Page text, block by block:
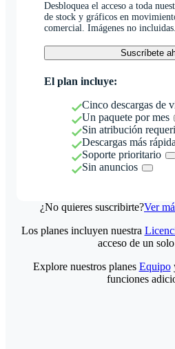
Desbloquea el acceso a toda
de stock y gráficos en
comercial. Imágenes no incluidas.
Suscríbete
El plan incluye:
Cinco descargas de
Un paquete por mes
Sin atribución
Descargas más
Soporte prioritario
Sin anuncios
¿No quieres suscribirte?Ver
Los planes incluyen nuestra
acceso de un
Explore nuestros planes Equipo
funciones